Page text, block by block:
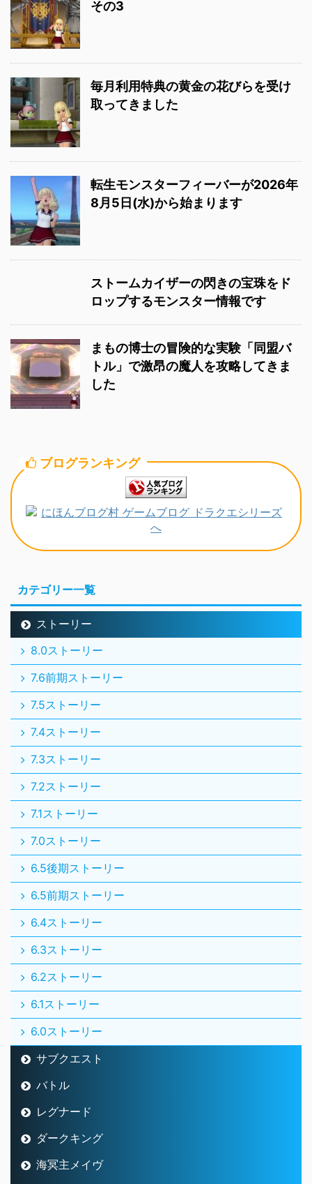
その3
毎月利用特典の黄金の花びらを受け
取ってきました
転生モンスターフィーバーが2026年
8月5日(水)から始まります
ストームカイザーの閃きの宝珠をド
ロップするモンスター情報です
まもの博士の冒険的な実験「同盟バ
トル」で激昂の魔人を攻略してきま
した
ブログランキング
カテゴリー一覧
ストーリー
8.0ストーリー
7.6前期ストーリー
7.5ストーリー
7.4ストーリー
7.3ストーリー
7.2ストーリー
7.1ストーリー
7.0ストーリー
6.5後期ストーリー
6.5前期ストーリー
6.4ストーリー
6.3ストーリー
6.2ストーリー
6.1ストーリー
6.0ストーリー
サブクエスト
バトル
レグナード
ダークキング
海冥主メイヴ